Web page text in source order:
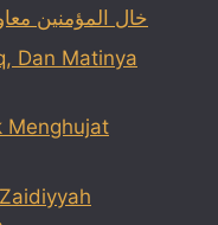
خال المؤمنين
Dan Matinya
Menghujat